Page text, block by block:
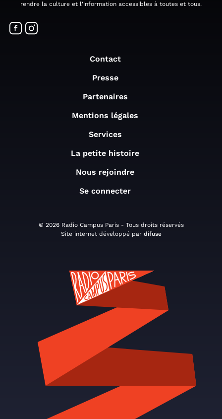
rendre la culture et l'information accessibles à toutes et tous.
Contact
Presse
Partenaires
Mentions légales
Services
La petite histoire
Nous rejoindre
Se connecter
© 2026 Radio Campus Paris - Tous droits réservés
Site internet développé par difuse